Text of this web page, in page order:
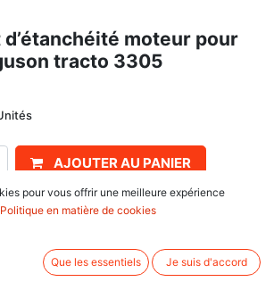
d’étanchéité moteur pour
tracto 3305
AJOUTER AU PANIER
: 1 semaine
2414324, 2414325
pour vous offrir une meilleure expérience
Politique en matière de cookies
Que les essentiels Je suis d'accord